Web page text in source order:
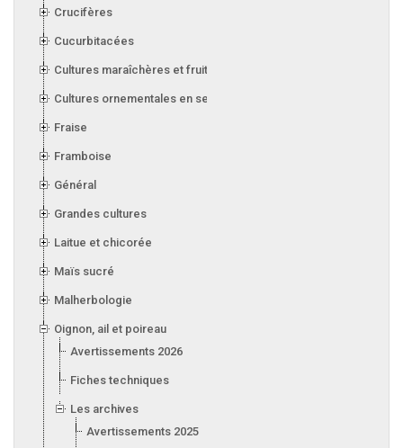
Crucifères
Cucurbitacées
Cultures maraîchères et fruitières en serre
Cultures ornementales en serre
Fraise
Framboise
Général
Grandes cultures
Laitue et chicorée
Maïs sucré
Malherbologie
Oignon, ail et poireau
Avertissements 2026
Fiches techniques
Les archives
Avertissements 2025